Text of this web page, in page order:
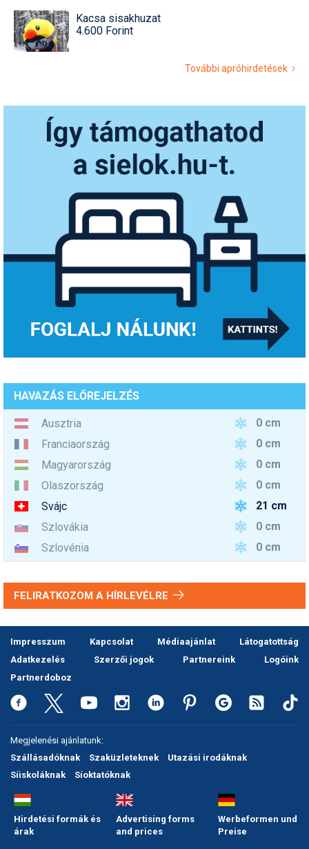
Kacsa sisakhuzat
4.600 Forint
További apróhirdetések
HAVAZÁS ELŐREJELZÉS
Ausztria
0 cm
Franciaország
0 cm
Magyarország
0 cm
Olaszország
0 cm
Svájc
21 cm
Szlovákia
0 cm
Szlovénia
0 cm
FELIRATKOZOM A HÍRLEVÉLRE
Impresszum Kapcsolat Médiaajánlat
Látogatottság
Adatkezelés
Szerzői jogok Partnereink
Logóink
Partnerdoboz
Megjelenési ajánlatunk:
Szállásadóknak
Szaküzleteknek
Utazási irodáknak
Síiskoláknak
Síoktatóknak
Hirdetési formák és
árak
Advertising forms
and prices
Werbeformen und
Preise